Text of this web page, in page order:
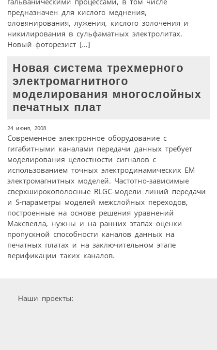
предназначен для кислого меднения,
оловянирования, лужения, кислого золочения и
никилирования в сульфаматных электролитах.
Новый фоторезист […]
Новая система трехмерного
электромагнитного
моделирования многослойных
печатных плат
24 июня, 2008
Современное электронное оборудование с
гигабитными каналами передачи данных требует
моделирования целостности сигналов с
использованием точных электродинамических EM
электромагнитных моделей. Частотно-зависимые
сверхширокополосные RLGC-модели линий передачи
и S-параметры моделей межслойных переходов,
построенные на основе решения уравнений
Максвелла, нужны и на ранних этапах оценки
пропускной способности каналов данных на
печатных платах и на заключительном этапе
верификации таких каналов.
Наши проекты: